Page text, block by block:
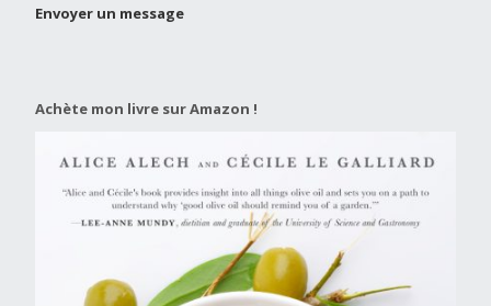
Envoyer un message
Achète mon livre sur Amazon !